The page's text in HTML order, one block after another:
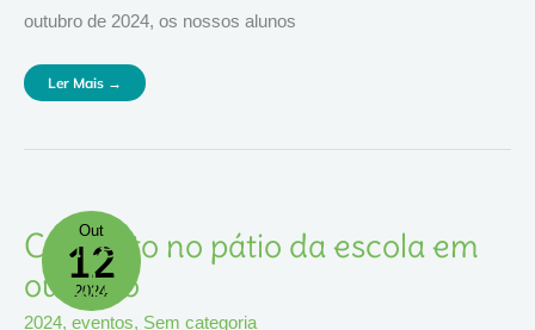
outubro de 2024, os nossos alunos
Ler Mais →
Out
12
2024
Concerto no pátio da escola em
outubro
2024, eventos, Sem categoria
Concerto
Pátio
Escola
Em
Outubro